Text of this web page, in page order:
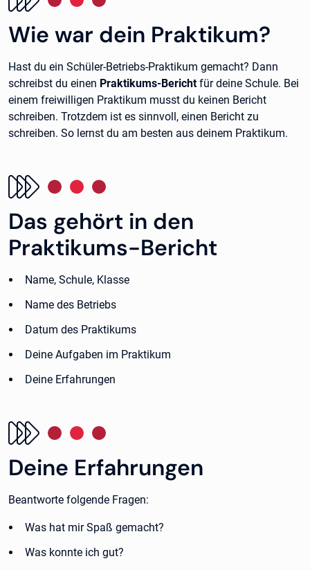
Wie war dein Praktikum?
Hast du ein Schüler-Betriebs-Praktikum gemacht? Dann
schreibst du einen Praktikums-Berichtfür deine Schule. Bei
einem freiwilligen Praktikum musst du keinen Bericht
schreiben. Trotzdem ist es sinnvoll, einen Bericht zu
schreiben. So lernst du am besten aus deinem Praktikum.
Das gehört in den
Praktikums-Bericht
Name, Schule, Klasse
Name des Betriebs
Datum des Praktikums
Deine Aufgaben im Praktikum
Deine Erfahrungen
Deine Erfahrungen
Beantworte folgende Fragen:
Was hat mir Spaß gemacht?
Was konnte ich gut?